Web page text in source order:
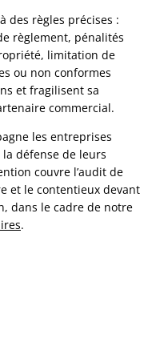
des règles précises :
règlement, pénalités
limitation de
ou non conformes
et fragilisent sa
commercial.
les entreprises
défense de leurs
couvre l’audit de
et le contentieux devant
dans le cadre de notre
.